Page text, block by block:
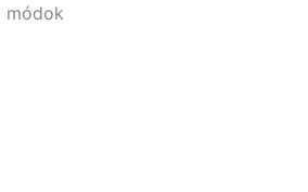
módok